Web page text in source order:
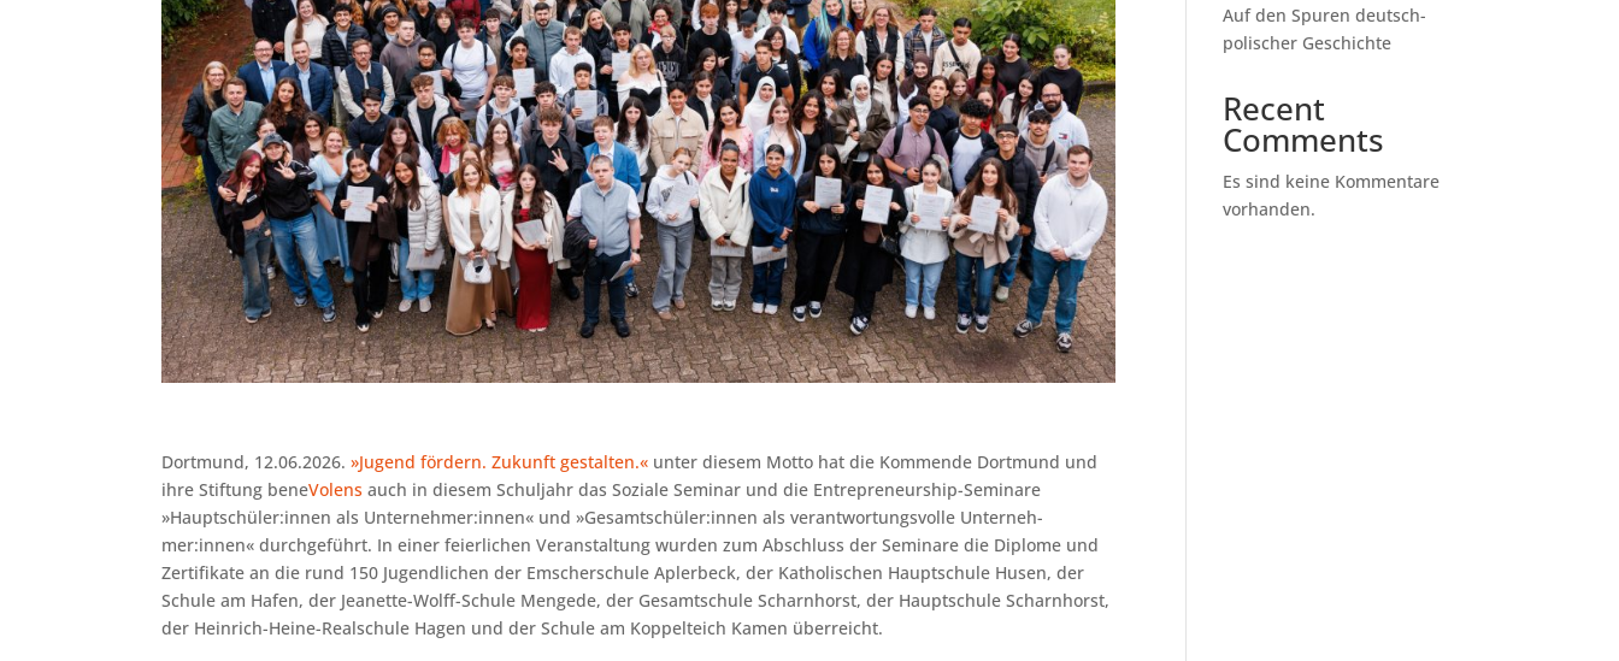
Dortmund, 12.06.2026.»Jugend fördern. Zukunft gestalten.« unter diesem Motto hat die Kommende Dortmund und
ihre Stiftung beneVolens auch in diesem Schuljahr das Soziale Seminar und die Entrepreneurship-Seminare
»Hauptschüler:innen als Unternehmer:innen« und »Gesamtschüler:innen als verantwortungsvolle Unterneh-
mer:innen« durchgeführt. In einer feierlichen Veranstaltung wurden zum Abschluss der Seminare die Diplome und
Zertifikate an die rund 150 Jugendlichen der Emscherschule Aplerbeck, der Katholischen Hauptschule Husen, der
Schule am Hafen, der Jeanette-Wolff-Schule Mengede, der Gesamtschule Scharnhorst, der Hauptschule Scharnhorst,
der Heinrich-Heine-Realschule Hagen und der Schule am Koppelteich Kamen überreicht.
Auf den Spuren deutsch-
polischer Geschichte
Recent
Comments
Es sind keine Kommentare
vorhanden.